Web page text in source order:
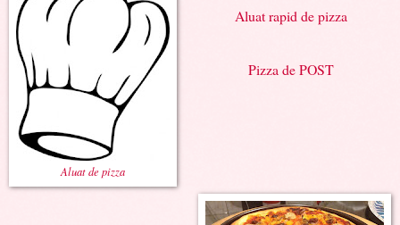
Aluat de pizza
Aluat rapid de pizza
Pizza de POST